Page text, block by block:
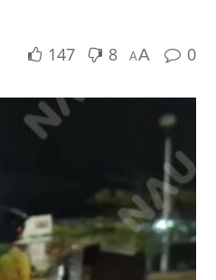
147 8 AA 0